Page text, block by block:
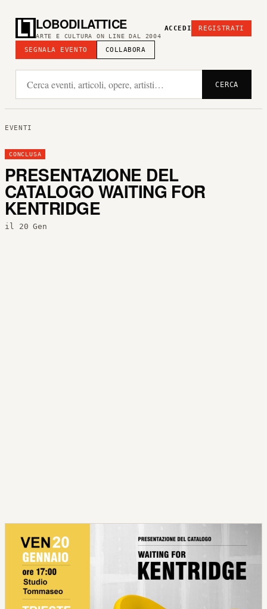
LOBODILATTICE
ARTE E CULTURA ON LINE DAL 2004
SEGNALA EVENTO COLLABORA
ACCEDI REGISTRATI
CERCA
EVENTI
CONCLUSA
PRESENTAZIONE DEL
CATALOGO WAITING FOR
KENTRIDGE
il 20 Gen